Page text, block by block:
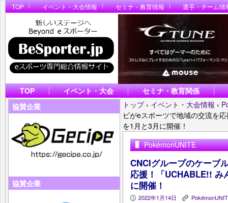
TOP イベント・大会情報 セミナ・教育情報 選手・チーム情
TOP イベント・大会
セミナ・教育関係
協賛企業
協賛企業
トップ › イベント・大会情報 ›
ビがeスポーツで地域の交流を
を1月と3月に開催！
PokémonUNITE
CNCIグループのケーブ
応援！「UCHABLE!! み
に開催！
P 2022年1月14日 K